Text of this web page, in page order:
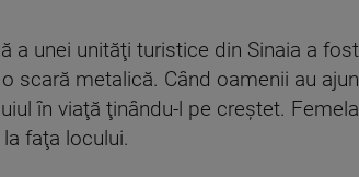
a unei unităţi turistice din Sinaia a
scară metalică. Când oamenii au
în viaţă ţinându-l pe creştet.
faţa locului.